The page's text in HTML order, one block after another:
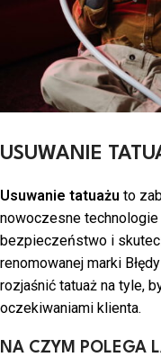
USUWANIE
Usuwanie tatuażu to
nowoczesne
bezpieczeństwo i
renomowanej marki
rozjaśnić tatuaż na tyle,
oczekiwaniami klienta.
NA CZYM POLEGA